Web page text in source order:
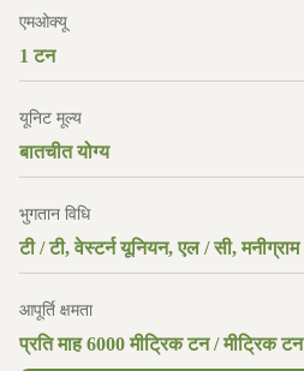
एमओक्यू
1 टन
यूनिट मूल्य
बातचीत योग्य
भुगतान विधि
टी / टी, वेस्टर्न यूनियन, एल / सी, मनीग्राम
आपूर्ति क्षमता
प्रति माह 6000 मीट्रिक टन / मीट्रिक टन